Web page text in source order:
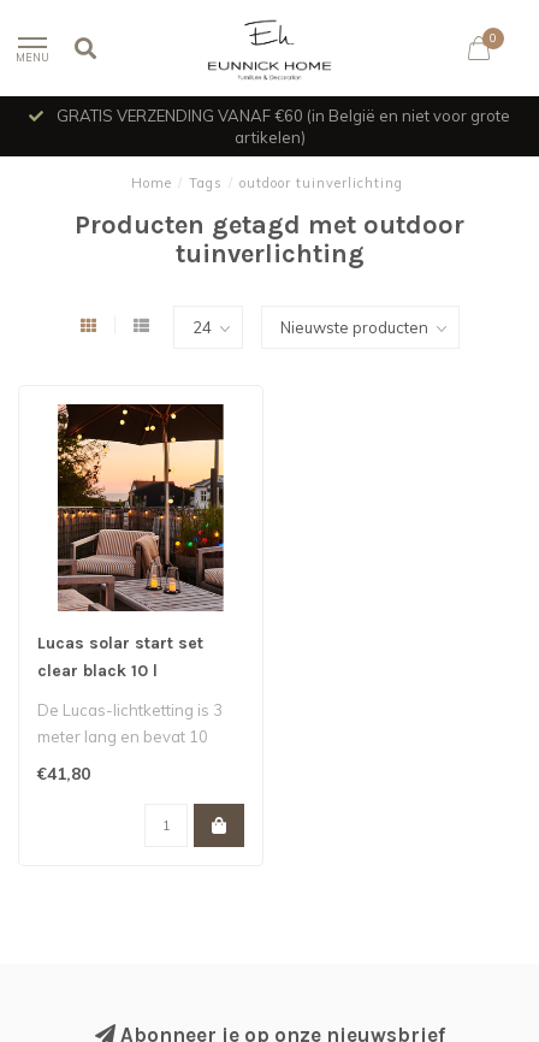
MENU
0
GRATIS VERZENDING VANAF €60 (in België en niet voor grote
artikelen)
Home / Tags / outdoor tuinverlichting
Producten getagd met outdoor
tuinverlichting
Lucas solar start set
clear black 10 l
De Lucas-lichtketting is 3
meter lang en bevat 10
€41,80
Abonneer je op onze nieuwsbrief